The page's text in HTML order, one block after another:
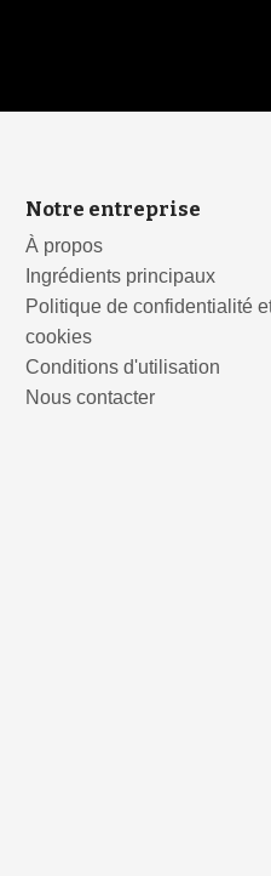
Notre entreprise
À propos
Ingrédients principaux
Politique de confidentialité
cookies
Conditions d'utilisation
Nous contacter